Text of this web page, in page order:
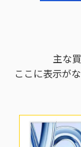
主な
ここに表示が